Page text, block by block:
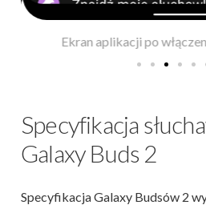
Ekran aplikacji po
Specyfikacja
Galaxy Buds 2
Specyfikacja Galaxy Budsów 2